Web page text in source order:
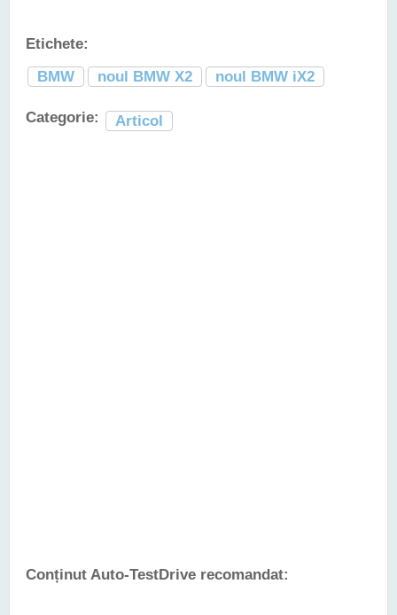
Etichete:
BMW
noul BMW X2 noul BMW iX2
Categorie: Articol
Conținut Auto-TestDrive recomandat: